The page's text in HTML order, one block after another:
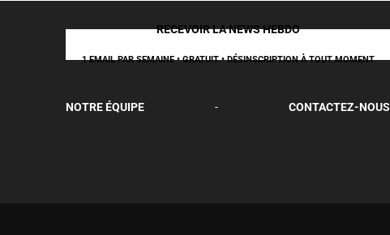
RECEVOIR LA NEWS HEBDO
1 EMAIL PAR SEMAINE • GRATUIT • DÉSINSCRIPTION À TOUT MOMENT
NOTRE ÉQUIPE - CONTACTEZ-NOUS